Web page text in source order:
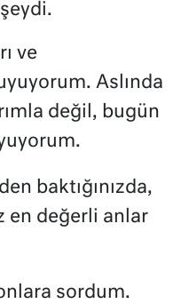
ve
Aslında
değil, bugün
baktığınızda,
en değerli anlar
sordum.